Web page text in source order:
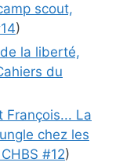
scout,
14)
la liberté,
du
François... La
chez les
#12)